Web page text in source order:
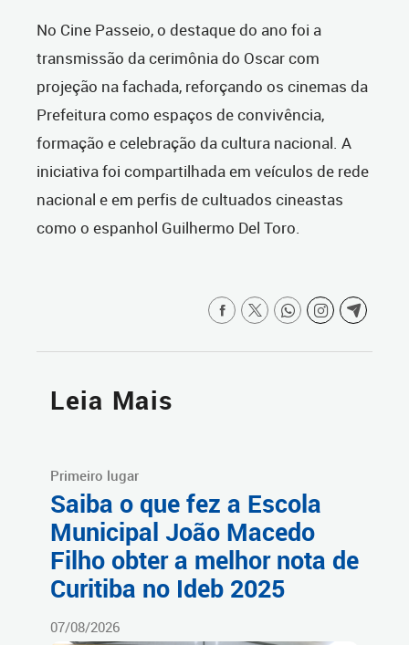
No Cine Passeio, o destaque do ano foi a
transmissão da cerimônia do Oscar com
projeção na fachada, reforçando os cinemas da
Prefeitura como espaços de convivência,
formação e celebração da cultura nacional. A
iniciativa foi compartilhada em veículos de rede
nacional e em perfis de cultuados cineastas
como o espanhol Guilhermo Del Toro.
Leia Mais
Primeiro lugar
Saiba o que fez a Escola
Municipal João Macedo
Filho obter a melhor nota de
Curitiba no Ideb 2025
07/08/2026